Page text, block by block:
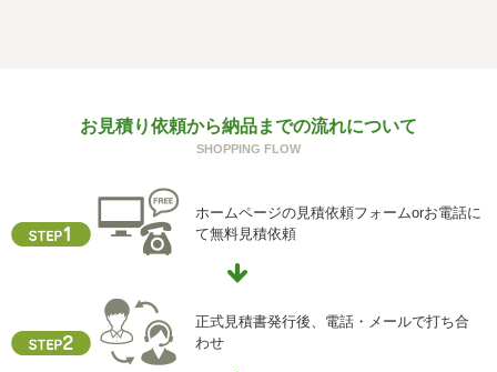
お見積り依頼から納品までの流れについて
SHOPPING FLOW
ホームページの見積依頼フォームorお電話に
て無料見積依頼
正式見積書発行後、電話・メールで打ち合
わせ